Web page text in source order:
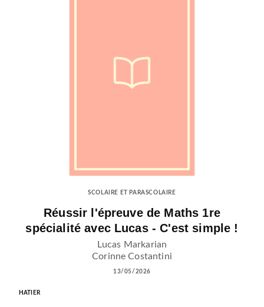
SCOLAIRE ET PARASCOLAIRE
Réussir l'épreuve de Maths 1re
spécialité avec Lucas - C'est simple !
Lucas Markarian
Corinne Costantini
13/05/2026
HATIER